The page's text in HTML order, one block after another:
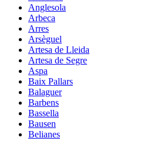
Anglesola
Arbeca
Arres
Arsèguel
Artesa de Lleida
Artesa de Segre
Aspa
Baix Pallars
Balaguer
Barbens
Bassella
Bausen
Belianes